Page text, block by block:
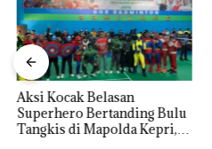
Aksi Kocak Belasan
Superhero Bertanding Bulu
Tangkis di Mapolda Kepri,